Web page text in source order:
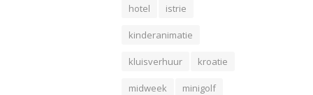
hotel istrie
kinderanimatie
kluisverhuur kroatie
midweek minigolf